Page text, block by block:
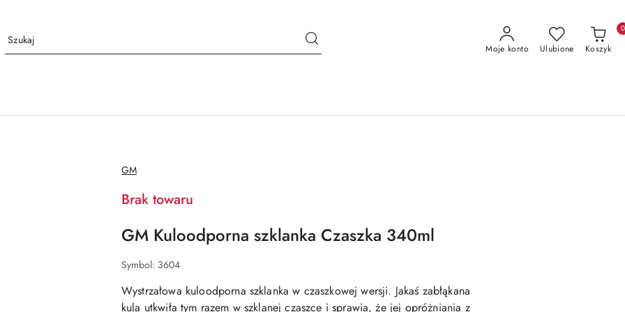
Moje konto Ulubione Koszyk
0
NAZWA
PRODUCENTA:
GM
Brak towaru
GM Kuloodporna szklanka Czaszka 340ml
Symbol: 3604
Wystrzałowa kuloodporna szklanka w czaszkowej wersji. Jakaś zabłąkana
kula utkwiła tym razem w szklanej czaszce i sprawia, że jej opróżniania z